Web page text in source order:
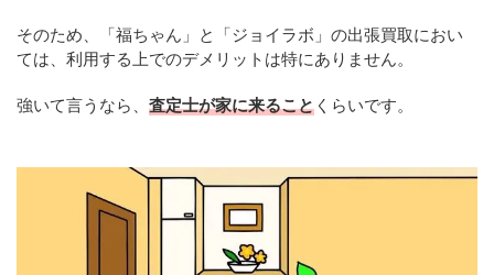
そのため、「福ちゃん」と「ジョイラボ」の出張買取におい
ては、利用する上でのデメリットは特にありません。
強いて言うなら、 査定士が家に来ること くらいです。